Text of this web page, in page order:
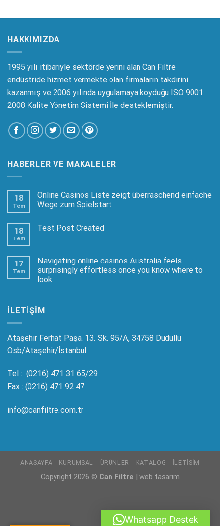
HAKKIMIZDA
1995 yılı itibariyle sektörde yerini alan Can Filtre
endüstride hizmet vermekte olan firmaların takdirini
kazanmış ve 2006 yılında uygulamaya koyduğu ISO 9001:
2008 Kalite Yönetim Sistemi İle desteklemiştir.
HABERLER VE MAKALELER
18
Tem
Online Casinos Liste zeigt überraschend einfache
Wege zum Spielstart
18
Tem
Test Post Created
17
Tem
Navigating online casinos Australia feels
surprisingly effortless once you know where to
look
ILETIŞIM
Ataşehir Ferhat Paşa, 13. Sk. 95/A, 34758 Dudullu
Osb/Ataşehir/İstanbul
Tel : (0216) 471 31 65/29
Fax : (0216) 471 92 47
info@canfiltre.com.tr
ANASAYFA KURUMSAL ÜRÜNLER KATALOG İLETISIM
Copyright 2026 © Can Filtre | web tasarım
Whatsapp Destek